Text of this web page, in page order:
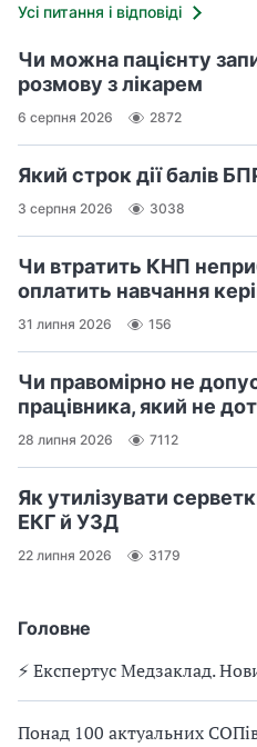
Головне
⚡️ Експертус Медзаклад.
Понад 100 актуальних
Усі питання і відповіді
Чи можна пацієнту
розмову з лікарем
6 серпня 2026 2872
Який строк дії балів
3 серпня 2026 3038
Чи втратить КНП
оплатить навчання
31 липня 2026 156
Чи правомірно не
працівника, який не
28 липня 2026 7112
Як утилізувати
ЕКГ й УЗД
22 липня 2026 3179